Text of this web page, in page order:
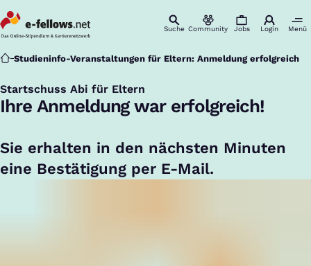
Suche Community Jobs Login Menü
Startseite
Studieninfo-Veranstaltungen für Eltern: Anmeldung erfolgreich
Startschuss Abi für Eltern
:
Ihre Anmeldung war erfolgreich!
Sie erhalten in den nächsten Minuten
eine Bestätigung per E-Mail.